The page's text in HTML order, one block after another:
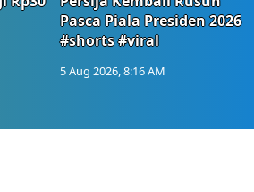
Pasca Piala Presiden 2026
#shorts #viral
5 Aug 2026, 8:16 AM